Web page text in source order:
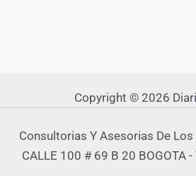
Copyright © 2026
Consultorias Y Asesorias De
CALLE 100 # 69 B 20 BOGOTA